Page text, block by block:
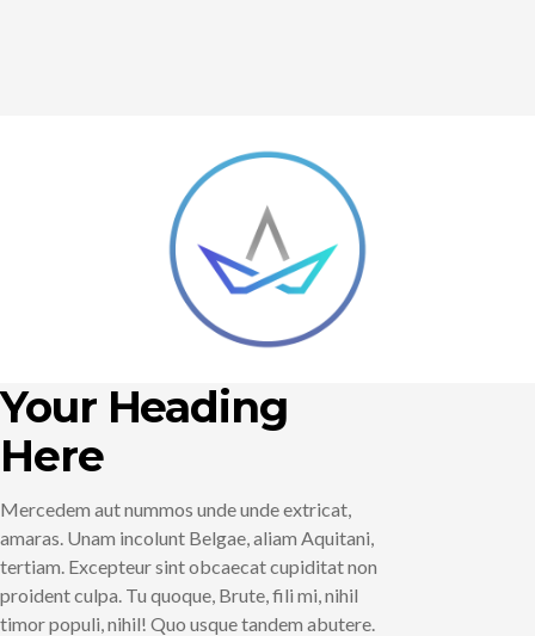
Your Heading
Here
Mercedem aut nummos unde unde extricat,
amaras. Unam incolunt Belgae, aliam Aquitani,
tertiam. Excepteur sint obcaecat cupiditat non
proident culpa. Tu quoque, Brute, fili mi, nihil
timor populi, nihil! Quo usque tandem abutere.